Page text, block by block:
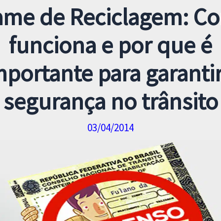
de Reciclagem:
funciona e por que é
para
segurança no trânsito
03/04/2014